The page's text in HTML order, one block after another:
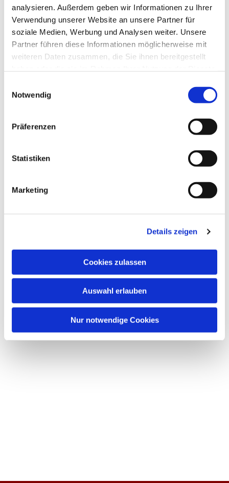
analysieren. Außerdem geben wir Informationen zu Ihrer
Verwendung unserer Website an unsere Partner für
soziale Medien, Werbung und Analysen weiter. Unsere
Partner führen diese Informationen möglicherweise mit
weiteren Daten zusammen, die Sie ihnen bereitgestellt
Notwendig
Präferenzen
Statistiken
Marketing
Details zeigen
Cookies zulassen
Auswahl erlauben
Nur notwendige Cookies